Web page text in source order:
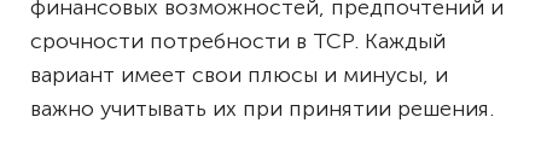
финансовых возможностей, предпочтений и
срочности потребности в ТСР. Каждый
вариант имеет свои плюсы и минусы, и
важно учитывать их при принятии решения.